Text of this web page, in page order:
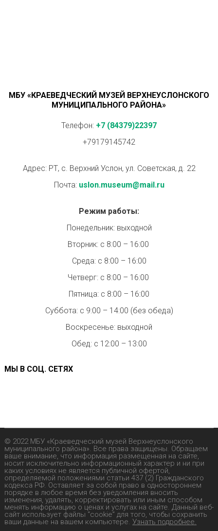
МБУ «КРАЕВЕДЧЕСКИЙ МУЗЕЙ ВЕРХНЕУСЛОНСКОГО
МУНИЦИПАЛЬНОГО РАЙОНА»
Телефон: +7 (84379)22397
+79179145742
Адрес: РТ, с. Верхний Услон, ул. Советская, д. 22
Почта: uslon.museum@mail.ru
Режим работы:
Понедельник: выходной
Вторник: с 8:00 – 16:00
Среда: с 8:00 – 16:00
Четверг: с 8:00 – 16:00
Пятница: с 8:00 – 16:00
Суббота: с 9:00 – 14:00 (без обеда)
Воскресенье: выходной
Обед: с 12:00 – 13:00
МЫ В СОЦ. СЕТЯХ
© 2022 МБУ «Краеведческий музей Верхнеуслонского
муниципального района». Все права защищены. Обращаем
ваше внимание, что информация размещенная на сайте,
носит исключительно информационный характер и ни при
каких условиях не является публичной офертой,
определяемой положениями статьи 437 (2) Гражданского
кодекса РФ. Оставляет за собой право в одностороннем
порядке в любое время без уведомления вносить
изменения, удалять, корректировать или иным способом
менять информацию о ценах и услугах на сайте. Данный веб-
сайт использует файлы “cookie” для того, чтобы сохранить
ваши данные на вашем компьютере. Узнать подробнее.